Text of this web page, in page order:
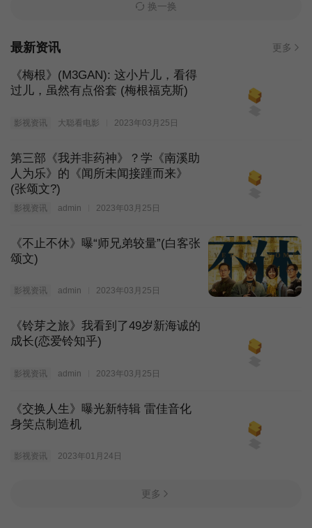
换一换
最新资讯 更多
《梅根》(M3GAN): 这小片儿，看得
过儿，虽然有点俗套 (梅根福克斯)
影视资讯 大聪看电影 2023年03月25日
第三部《我并非药神》？学《南溪助
人为乐》的《闻所未闻接踵而来》
(张颂文?)
影视资讯 admin 2023年03月25日
《不止不休》曝“师兄弟较量”(白客张
颂文)
影视资讯 admin 2023年03月25日
《铃芽之旅》我看到了49岁新海诚的
成长(恋爱铃知乎)
影视资讯 admin 2023年03月25日
《交换人生》曝光新特辑 雷佳音化
身笑点制造机
影视资讯 2023年01月24日
更多